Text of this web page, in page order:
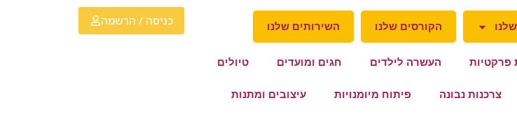
הקורסים שלנו השירותים שלנו
פרקטיות העשרה לילדים חגים ומועדים טיולים
צרכנות נבונה פיתוח מיומנויות עיצובים ומתנות
כניסה / הרשמה